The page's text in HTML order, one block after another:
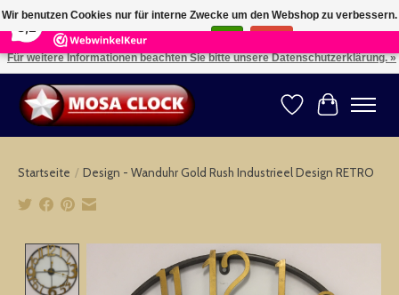
164 Reviews ×
Kies uw taal: NL -- Wählen Sie ihre Sprache: DE -- Choose your language: EN ⇓ ⇒
Wunschzettel
Ihr
Startseite / Design - Wanduhr Gold Rush Industrieel Design RETRO
Product image slideshow Items
Wir benutzen Cookies nur für interne Zwecke um den Webshop zu verbessern.
Ist das in Ordnung?
Für weitere Informationen beachten Sie bitte unsere Datenschutzerklärung. »